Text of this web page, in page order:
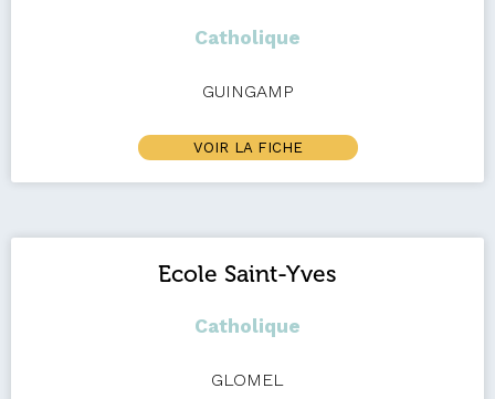
Catholique
GUINGAMP
VOIR LA FICHE
Ecole Saint-Yves
Catholique
GLOMEL